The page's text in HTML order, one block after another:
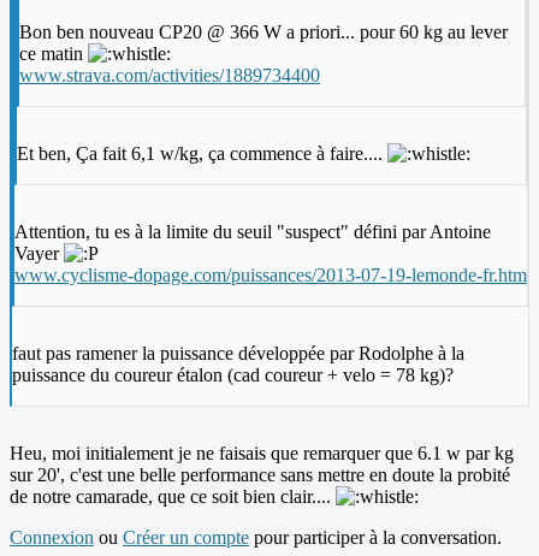
Bon ben nouveau CP20 @ 366 W a priori... pour 60 kg au lever
ce matin
www.strava.com/activities/1889734400
Et ben, Ça fait 6,1 w/kg, ça commence à faire....
Attention, tu es à la limite du seuil "suspect" défini par Antoine
Vayer
www.cyclisme-dopage.com/puissances/2013-07-19-lemonde-fr.htm
faut pas ramener la puissance développée par Rodolphe à la
puissance du coureur étalon (cad coureur + velo = 78 kg)?
Heu, moi initialement je ne faisais que remarquer que 6.1 w par kg
sur 20', c'est une belle performance sans mettre en doute la probité
de notre camarade, que ce soit bien clair....
Connexion ou Créer un compte pour participer à la conversation.